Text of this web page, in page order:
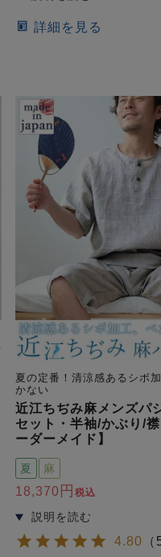
詳細を見る
夏の定番！清涼感あるシボ
かない
近江ちぢみ麻メンズパ
セット・半袖/かぶり/
ーダーメイド】
夏 麻
18,370 税込
4.80 （